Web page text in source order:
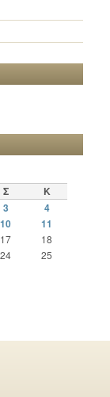
Σ Κ
3 4
10 11
17 18
24 25